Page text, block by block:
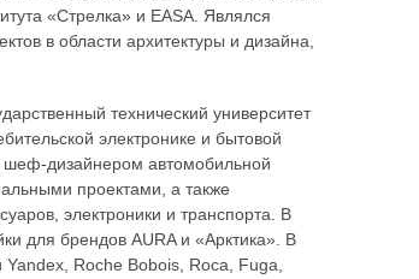
«Стрелка» и EASA. Являлся
в области архитектуры и дизайна,
технический университет
электронике и бытовой
шеф-дизайнером автомобильной
проектами, а также
электроники и транспорта. В
для брендов AURA и «Арктика». В
Roche Bobois, Roca, Fuga,